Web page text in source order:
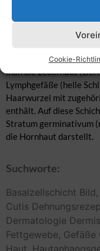
Cookie-
Hautanhangsgebilde.
angeschnittenen
folgt die Subcutis
erkennt man hier auch
man die Lederhaut
Lymphgefäße (helle
Haarwurzel mit
enthält. Auf diese
Stratum germinativum
die Hornhaut darstellt.
Suchworte:
Basalzellschicht Bild,
Cutis
Dermatologie Dermis
Fettgewebe, Gefäße